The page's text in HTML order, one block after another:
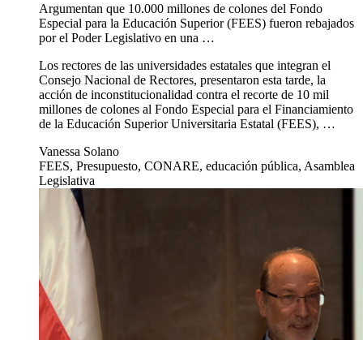
Argumentan que 10.000 millones de colones del Fondo
Especial para la Educación Superior (FEES) fueron rebajados
por el Poder Legislativo en una …
Los rectores de las universidades estatales que integran el
Consejo Nacional de Rectores, presentaron esta tarde, la
acción de inconstitucionalidad contra el recorte de 10 mil
millones de colones al Fondo Especial para el Financiamiento
de la Educación Superior Universitaria Estatal (FEES), …
Vanessa Solano
FEES, Presupuesto, CONARE, educación pública, Asamblea
Legislativa